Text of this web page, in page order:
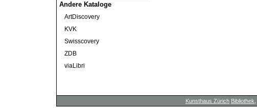
Andere Kataloge
ArtDiscovery
KVK
Swisscovery
ZDB
viaLibri
Kunsthaus Zürich Bibliothek